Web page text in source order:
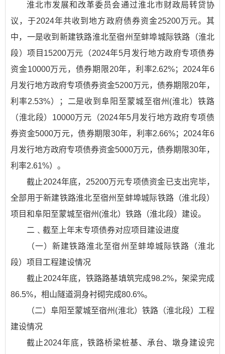
淮北市发展和改革委员会通过淮北市财政局转贷协
议，于2024年共收到地方政府债券资金25200万元。其
中，一是收到新建铁路淮北至宿州至蚌埠城际铁路（淮北
段）项目15200万元（2024年5月发行地方政府专项债券
资金10000万元，债券期限20年，利率2.62%；2024年6
月发行地方政府专项债券资金5200万元，债券期限20年，
利率2.53%）；二是收到阜阳至蒙城至宿州(淮北）铁路
（淮北段）10000万元（2024年5月发行地方政府专项债
券资金5000万元，债券期限30年，利率2.66%；2024年6
月发行地方政府专项债券资金5000万元，债券期限30年，
利率2.61%）。
截止2024年底，25200万元专项债资金已支出完毕，
全部用于新建铁路淮北至宿州至蚌埠城际铁路（淮北段）
项目和阜阳至蒙城至宿州(淮北）铁路（淮北段）建设。
二﹑截至上年末专项债券对应项目建设进度
（一）新建铁路淮北至宿州至蚌埠城际铁路（淮北
段）项目工程建设情况
截止2024年底，铁路路基填筑完成98.2%，架梁完成
86.5%，相山隧道洞身衬砌完成80.6%。
（二）阜阳至蒙城至宿州(淮北）铁路（淮北段）工程
建设情况
截止2024年底，铁路桥梁桩基、承台、墩身建设完